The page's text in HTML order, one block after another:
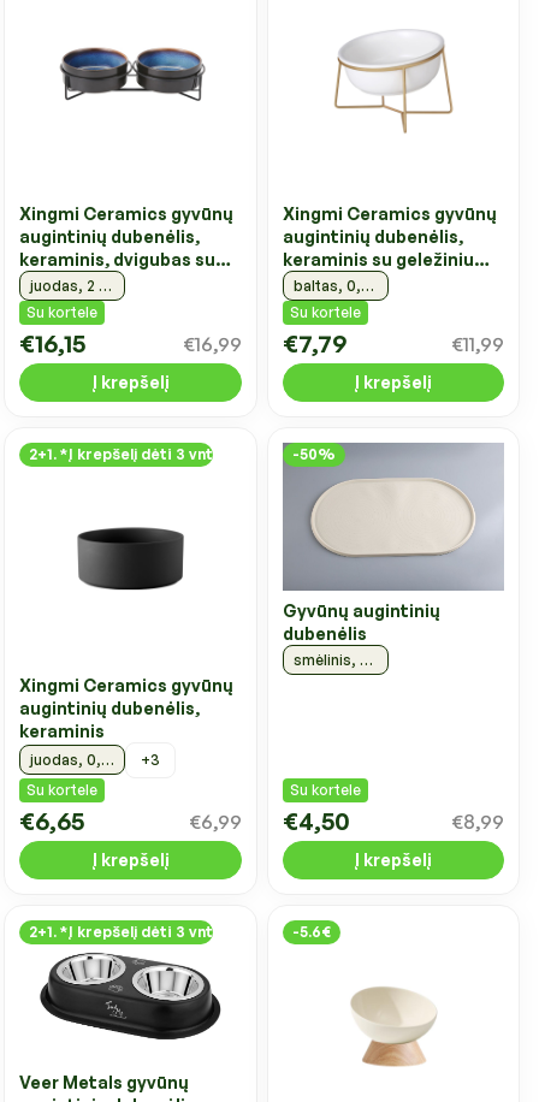
Xingmi Ceramics gyvūnų
augintinių dubenėlis,
keraminis, dvigubas su
geležiniu rėmu
juodas, 2 x 0,4 l, 28,5x14,5x7 cm
Su kortele
€16,15 €16,99
Į krepšelį
Xingmi Ceramics gyvūnų
augintinių dubenėlis,
keraminis su geležiniu
rėmu
baltas, 0,6 l, 15x10x8 cm
Su kortele
€7,79 €11,99
Į krepšelį
2+1. *Į krepšelį dėti 3 vnt
Xingmi Ceramics gyvūnų
augintinių dubenėlis,
keraminis
juodas, 0,4 l, 13x5 cm
+3
Su kortele
€6,65 €6,99
Į krepšelį
-50%
Gyvūnų augintinių
dubenėlis
smėlinis, 52x30x1 cm
Su kortele
€4,50 €8,99
Į krepšelį
2+1. *Į krepšelį dėti 3 vnt
Veer Metals gyvūnų
-5.6€